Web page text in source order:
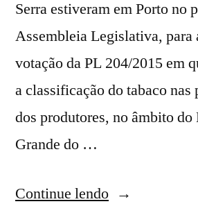
Serra estiveram em Porto no
Assembleia Legislativa, para
votação da PL 204/2015 em
a classificação do tabaco nas
dos produtores, no âmbito do
Grande do …
Continue lendo